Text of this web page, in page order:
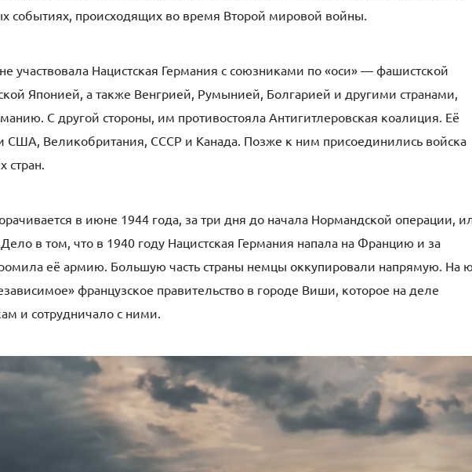
событиях, происходящих во время Второй мировой войны.
участвовала Нацистская Германия с союзниками по «оси» — фашистской
Японией, а также Венгрией, Румынией, Болгарией и другими странами,
С другой стороны, им противостояла Антигитлеровская коалиция. Её
Великобритания, СССР и Канада. Позже к ним присоединились войска
стран.
в июне 1944 года, за три дня до начала Нормандской операции,
в том, что в 1940 году Нацистская Германия напала на Францию и за
её армию. Большую часть страны немцы оккупировали напрямую. На
французское правительство в городе Виши, которое на деле
и сотрудничало с ними.